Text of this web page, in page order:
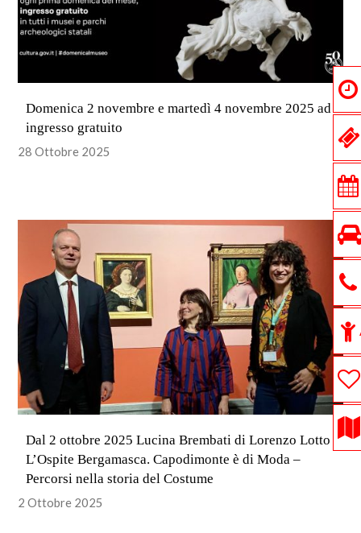
Domenica 2 novembre e martedì 4 novembre 2025 ad
ingresso gratuito
28 Ottobre 2025
Dal 2 ottobre 2025 Lucina Brembati di Lorenzo Lotto è
L’Ospite Bergamasca. Capodimonte è di Moda –
Percorsi nella storia del Costume
2 Ottobre 2025